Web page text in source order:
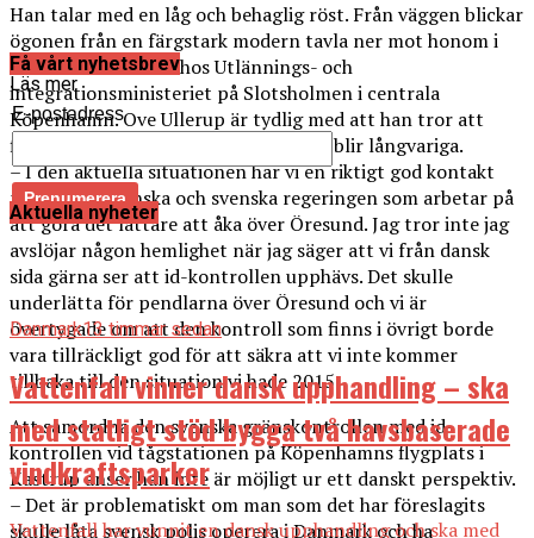
Han talar med en låg och behaglig röst. Från väggen blickar
ögonen från en färgstark modern tavla ner mot honom i
det lånade rummet hos Utlännings- och
integrationsministeriet på Slotsholmen i centrala
Köpenhamn. Ove Ullerup är tydlig med att han tror att
flyktingkrisen och gränskontrollerna blir långvariga.
– I den aktuella situationen har vi en riktigt god kontakt
mellan den danska och svenska regeringen som arbetar på
att göra det lättare att åka över Öresund. Jag tror inte jag
avslöjar någon hemlighet när jag säger att vi från dansk
sida gärna ser att id-kontrollen upphävs. Det skulle
underlätta för pendlarna över Öresund och vi är
övertygade om att den kontroll som finns i övrigt borde
vara tillräckligt god för att säkra att vi inte kommer
tillbaka till den situation vi hade 2015.
Att samordna den svenska gränskontrollen med id-
kontrollen vid tågstationen på Köpenhamns flygplats i
Kastrup anser han inte är möjligt ur ett danskt perspektiv.
– Det är problematiskt om man som det har föreslagits
skulle låta svensk polis operera i Danmark och ha
Läs mer
Få vårt nyhetsbrev
E-postadress
Aktuella nyheter
Danmark13 timmar sedan
Vattenfall vinner dansk upphandling – ska
med statligt stöd bygga två havsbaserade
vindkraftsparker
Vattenfall har vunnit en dansk upphandling och ska med